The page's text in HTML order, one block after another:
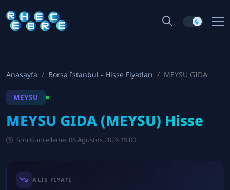
Anasayfa Borsa İstanbul - Hisse Fiyatları MEYSU GIDA
MEYSU
MEYSU GIDA (MEYSU) Hisse
Son Guncelleme: 06 Ağustos 2026 19:00
ALIS FIYATI